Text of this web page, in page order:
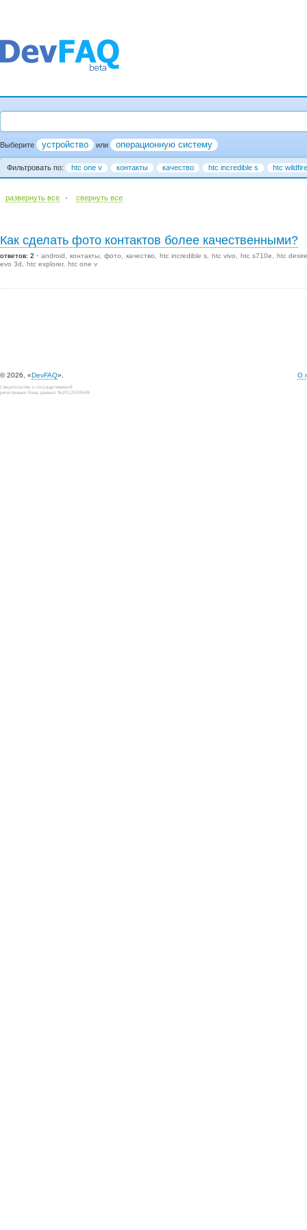
Выберите устройство или операционную систему
Фильтровать по: htc one v контакты качество htc incredible s htc
развернуть все · cвернуть все
Как сделать фото контактов более качественными?
ответов: 2 android контакты фото качество htc incredible s htc vivo htc s710e
htc
evo 3d
htc explorer htc one v
© 2026, «DevFAQ». О
Свидетельство о государственной
регистрации базы данных №2012620649.